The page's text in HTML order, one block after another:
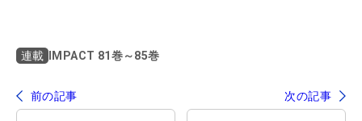
連載 IMPACT 81巻～85巻
前の記事 次の記事